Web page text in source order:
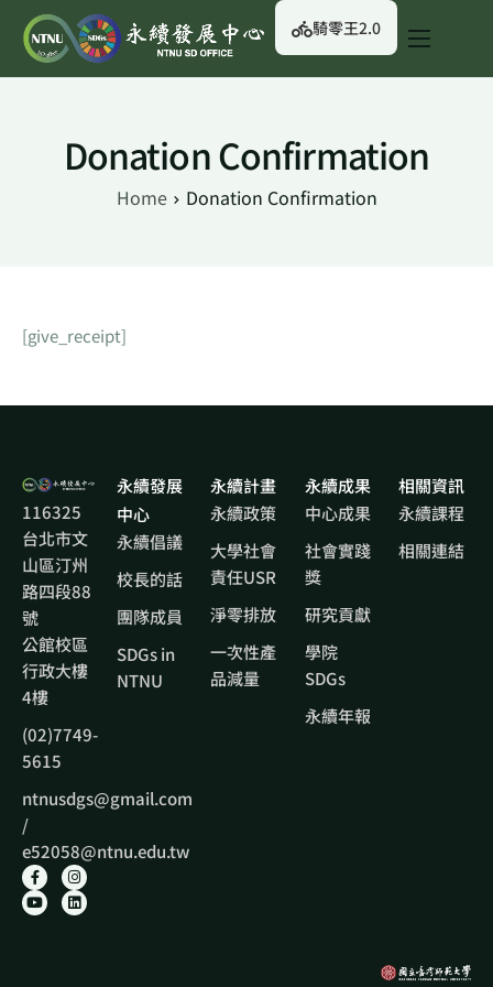
關於我們
永續治理
騎零王2.0
Donation Confirmation
Home Donation Confirmation
[give_receipt]
116325
台北市文
山區汀州
路四段88
號
公館校區
行政大樓
4樓
(02)7749-
5615
ntnusdgs@gmail.com
/
e52058@ntnu.edu.tw
永續發展
中心
永續倡議
校長的話
團隊成員
SDGs in
NTNU
永續計畫
永續政策
大學社會
責任USR
淨零排放
一次性產
品減量
永續成果
中心成果
社會實踐
獎
研究貢獻
學院
SDGs
永續年報
相關資訊
永續課程
相關連結